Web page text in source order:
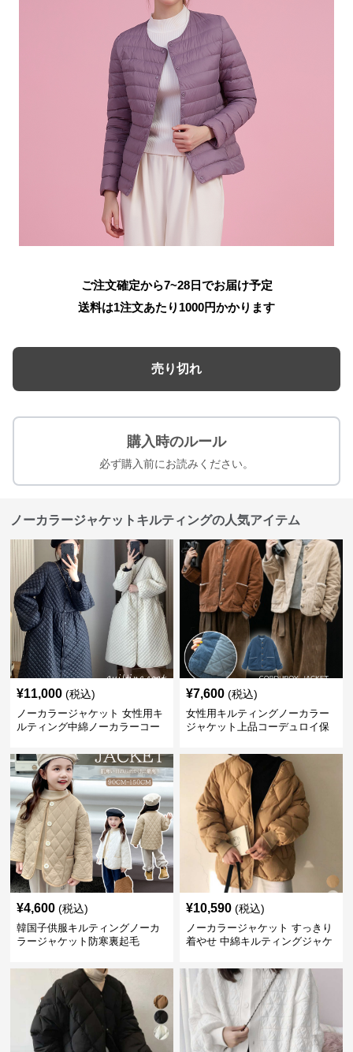
ご注文確定から7~28日でお届け予定
送料は1注文あたり 1000円かかります
売り切れ
購入時のルール
必ず購入前にお読みください。
ノーカラージャケットキルティングの人気アイテム
¥11,000 (税込)
ノーカラージャケット 女性用キ
ルティング中綿ノーカラーコー
¥7,600 (税込)
女性用キルティングノーカラー
ジャケット上品コーデュロイ保
¥4,600 (税込)
韓国子供服キルティングノーカ
ラージャケット防寒裏起毛
¥10,590 (税込)
ノーカラージャケット すっきり
着やせ 中綿キルティングジャケ